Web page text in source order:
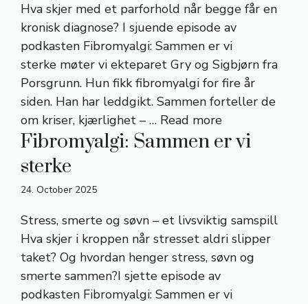
Hva skjer med et parforhold når begge får en
kronisk diagnose? I sjuende episode av
podkasten Fibromyalgi: Sammen er vi
sterke møter vi ekteparet Gry og Sigbjørn fra
Porsgrunn. Hun fikk fibromyalgi for fire år
siden. Han har leddgikt. Sammen forteller de
om kriser, kjærlighet – … Read more
Fibromyalgi: Sammen er vi
sterke
24. October 2025
Stress, smerte og søvn – et livsviktig samspill
Hva skjer i kroppen når stresset aldri slipper
taket? Og hvordan henger stress, søvn og
smerte sammen?I sjette episode av
podkasten Fibromyalgi: Sammen er vi